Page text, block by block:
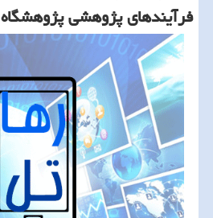
فرآیندهای پژوهشی پژوهشگاه ICT اصلاح گردید